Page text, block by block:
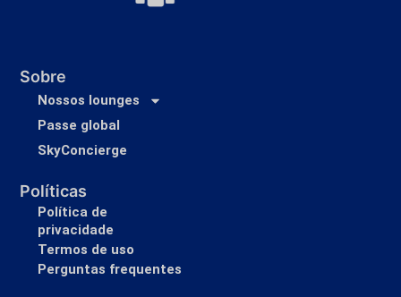
Sobre
Nossos lounges
Passe global
SkyConcierge
Políticas
Política de
privacidade
Termos de uso
Perguntas frequentes